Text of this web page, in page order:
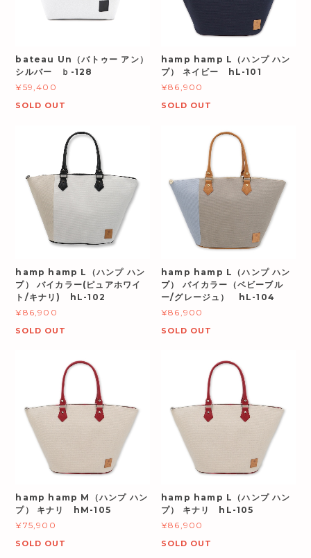
bateau Un（バトゥー アン）
シルバー ｂ-128
¥59,400
SOLD OUT
hamp hamp L（ハンプ ハン
プ） ネイビー hL-101
¥86,900
SOLD OUT
hamp hamp L（ハンプ ハン
プ） バイカラー(ピュアホワイ
ト/キナリ) hL-102
¥86,900
SOLD OUT
hamp hamp L（ハンプ ハン
プ） バイカラー（ベビーブル
ー/グレージュ） hL-104
¥86,900
SOLD OUT
hamp hamp M（ハンプ ハン
プ） キナリ hM-105
¥75,900
SOLD OUT
hamp hamp L（ハンプ ハン
プ） キナリ hL-105
¥86,900
SOLD OUT